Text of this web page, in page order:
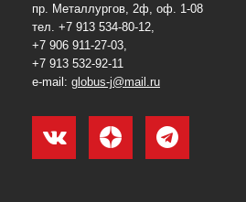
пр. Металлургов, 2ф, оф. 1-08
тел. +7 913 534-80-12,
+7 906 911-27-03,
+7 913 532-92-11
e-mail: globus-j@mail.ru